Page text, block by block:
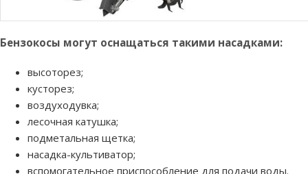
Бензокосы могут оснащаться такими насадками:
высоторез;
кусторез;
воздуходувка;
лесочная катушка;
подметальная щетка;
насадка-культиватор;
вспомогательное приспособление для подачи воды.